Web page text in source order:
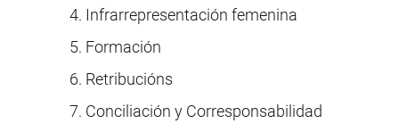
Infrarrepresentación femenina
Formación
Retribucións
Conciliación y Corresponsabilidad